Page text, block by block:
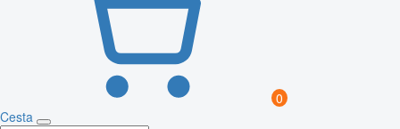
0
Cesta